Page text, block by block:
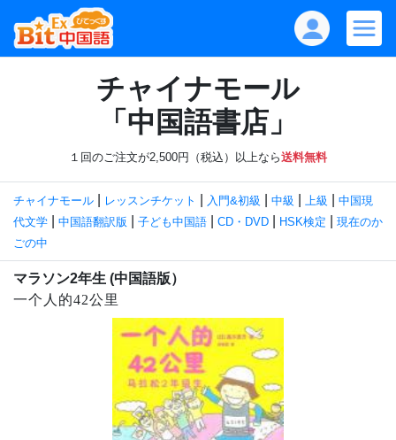
チャイナモール
「中国語書店」
１回のご注文が2,500円（税込）以上なら送料無料
チャイナモール レッスンチケット 入門&初級 中級 上級
中国現
代文学
中国語翻訳版 子ども中国語 CD・DVD HSK検定
現在のか
ごの中
マラソン2年生 (中国語版）
一个人的42公里